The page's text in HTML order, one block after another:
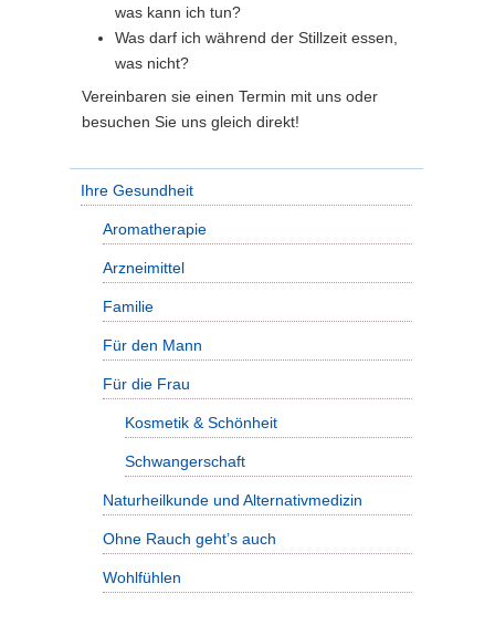
was kann ich tun?
Was darf ich während der Stillzeit essen,
was nicht?
Vereinbaren sie einen Termin mit uns oder
besuchen Sie uns gleich direkt!
Ihre Gesundheit
Aromatherapie
Arzneimittel
Familie
Für den Mann
Für die Frau
Kosmetik & Schönheit
Schwangerschaft
Naturheilkunde und Alternativmedizin
Ohne Rauch geht’s auch
Wohlfühlen